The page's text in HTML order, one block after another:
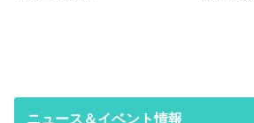
ニュース＆イベント情報